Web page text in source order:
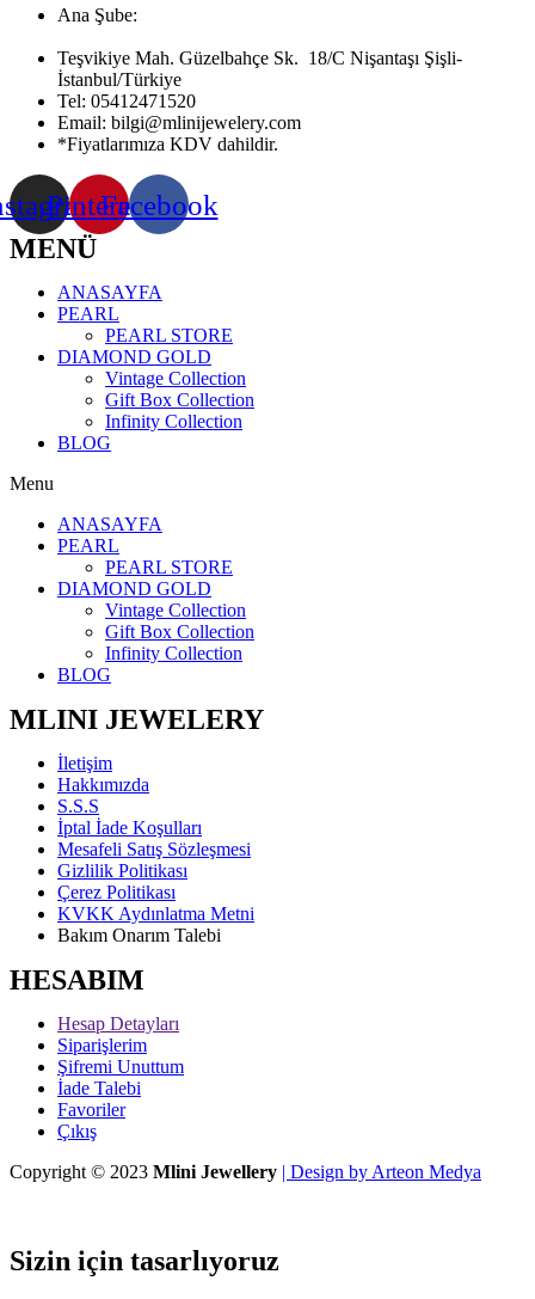
Ana Şube:
Teşvikiye Mah. Güzelbahçe Sk. 18/C Nişantaşı Şişli-
İstanbul/Türkiye
Tel: 05412471520
Email: bilgi@mlinijewelery.com
*Fiyatlarımıza KDV dahildir.
PinterestFacebook
MENÜ
ANASAYFA
PEARL
PEARL STORE
DIAMOND GOLD
Vintage Collection
Gift Box Collection
Infinity Collection
BLOG
Menu
ANASAYFA
PEARL
PEARL STORE
DIAMOND GOLD
Vintage Collection
Gift Box Collection
Infinity Collection
BLOG
MLINI JEWELERY
İletişim
Hakkımızda
S.S.S
İptal İade Koşulları
Mesafeli Satış Sözleşmesi
Gizlilik Politikası
Çerez Politikası
KVKK Aydınlatma Metni
Bakım Onarım Talebi
HESABIM
Hesap Detayları
Siparişlerim
Şifremi Unuttum
İade Talebi
Favoriler
Çıkış
Copyright © 2023 Mlini Jewellery | Design by Arteon Medya
Sizin için tasarlıyoruz